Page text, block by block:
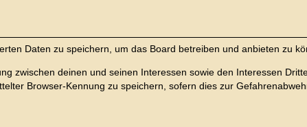
Daten zu speichern, um das Board betreiben und anbieten zu
zwischen deinen und seinen Interessen sowie den Interessen
Browser-Kennung zu speichern, sofern dies zur